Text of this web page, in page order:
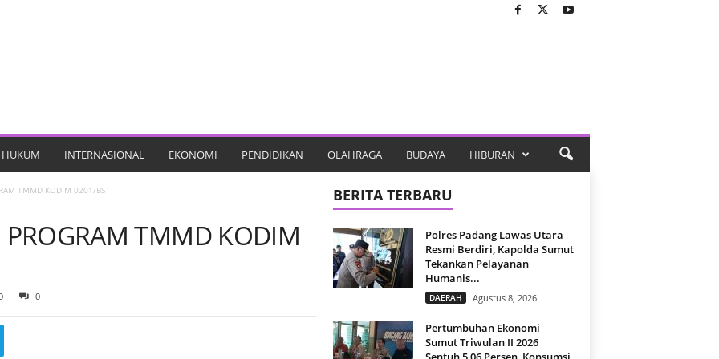
HUKUM INTERNASIONAL EKONOMI PENDIDIKAN OLAHRAGA BUDAYA HIBURAN
TMMD KODIM 0201/BS
PROGRAM TMMD KODIM
0
BERITA TERBARU
Polres Padang Lawas Utara
Resmi Berdiri, Kapolda Sumut
Tekankan Pelayanan
Humanis...
DAERAH Agustus 8, 2026
Pertumbuhan Ekonomi
Sumut Triwulan II 2026